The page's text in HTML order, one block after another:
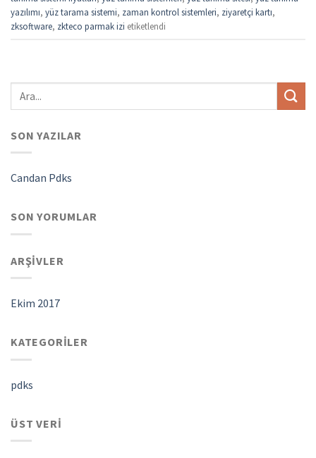
yazılımı, yüz tarama sistemi, zaman kontrol sistemleri, ziyaretçi kartı,
zksoftware, zkteco parmak izi etiketlendi
SON YAZILAR
Candan Pdks
SON YORUMLAR
ARŞIVLER
Ekim 2017
KATEGORILER
pdks
ÜST VERI